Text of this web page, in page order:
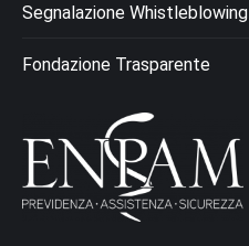
Segnalazione Whistleblowing
Fondazione Trasparente